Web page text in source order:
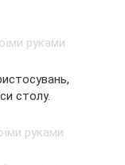
столу.